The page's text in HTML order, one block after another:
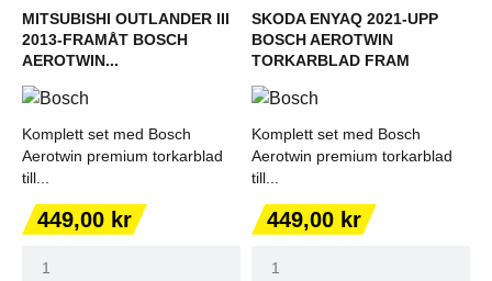
MITSUBISHI OUTLANDER III
2013-FRAMÅT BOSCH
AEROTWIN...
Komplett set med Bosch
Aerotwin premium torkarblad
till...
Pris
449,00 kr
SKODA ENYAQ 2021-UPP
BOSCH AEROTWIN
TORKARBLAD FRAM
Komplett set med Bosch
Aerotwin premium torkarblad
till...
Pris
449,00 kr